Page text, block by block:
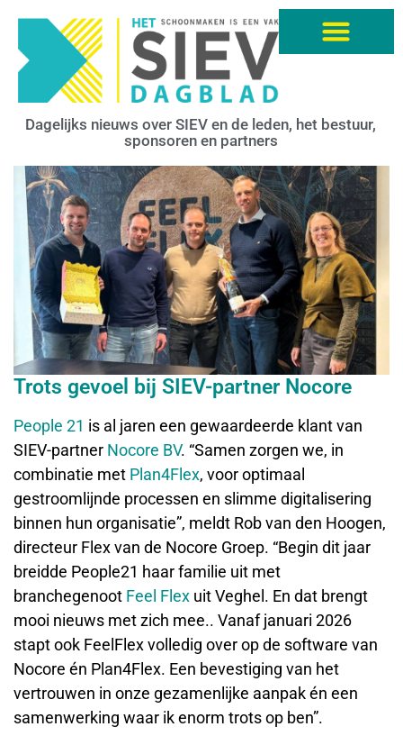
Dagelijks nieuws over SIEV en de leden, het bestuur,
sponsoren en partners
Trots gevoel bij SIEV-partner Nocore
People 21 is al jaren een gewaardeerde klant van
SIEV-partner Nocore BV. “Samen zorgen we, in
combinatie met Plan4Flex, voor optimaal
gestroomlijnde processen en slimme digitalisering
binnen hun organisatie”, meldt Rob van den Hoogen,
directeur Flex van de Nocore Groep. “Begin dit jaar
breidde People21 haar familie uit met
branchegenoot Feel Flex uit Veghel. En dat brengt
mooi nieuws met zich mee.. Vanaf januari 2026
stapt ook FeelFlex volledig over op de software van
Nocore én Plan4Flex. Een bevestiging van het
vertrouwen in onze gezamenlijke aanpak én een
samenwerking waar ik enorm trots op ben”.